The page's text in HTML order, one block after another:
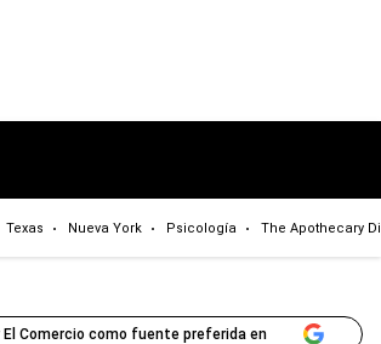
Texas Nueva York Psicología The Apothecary
El Comercio como fuente preferida en